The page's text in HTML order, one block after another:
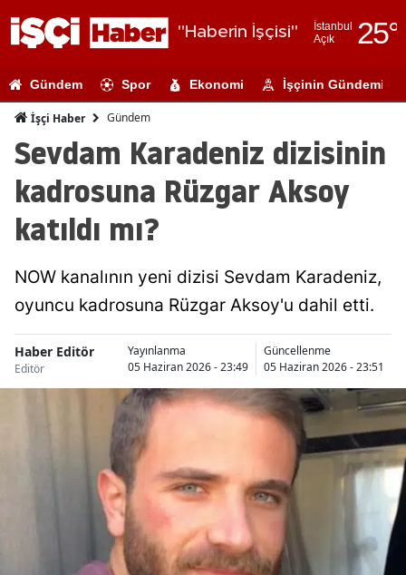
"Haberin İşçisi"
İstanbul
Açık
25°
Adıyaman
Ağrı
Amasya
Antalya
Artvin
Balıkesir
Bingöl
Bitlis
Gündem Spor Ekonomi İşçinin Gündemi
İşçi Haber Gündem
Sevdam Karadeniz dizisinin
kadrosuna Rüzgar Aksoy
katıldı mı?
NOW kanalının yeni dizisi Sevdam Karadeniz,
oyuncu kadrosuna Rüzgar Aksoy'u dahil etti.
Haber Editör
Editör
Yayınlanma
05 Haziran 2026 - 23:49
Güncellenme
05 Haziran 2026 - 23:51